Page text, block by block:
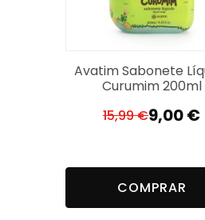
Avatim Sabonete
Curumim 200ml
15,99€O
original
era:
9,00€
O
atual
é:
COMPRAR